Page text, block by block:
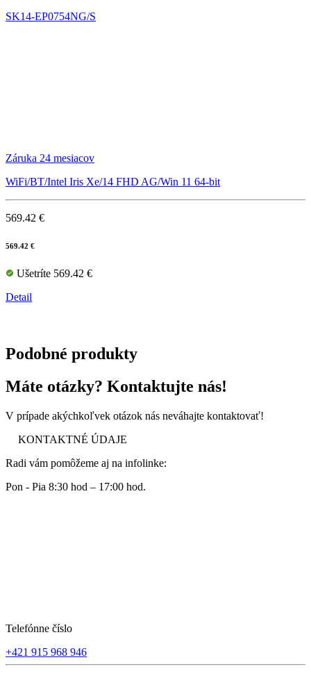
SK14-EP0754NG/S
Záruka 24 mesiacov
WiFi/BT/Intel Iris Xe/14 FHD AG/Win 11 64-bit
569.42 €
569.42 €
Ušetríte 569.42 €
Detail
Podobné produkty
Máte otázky? Kontaktujte nás!
V prípade akýchkoľvek otázok nás neváhajte kontaktovať!
KONTAKTNÉ ÚDAJE
Radi vám pomôžeme aj na infolinke:
Pon - Pia 8:30 hod – 17:00 hod.
Telefónne číslo
+421 915 968 946